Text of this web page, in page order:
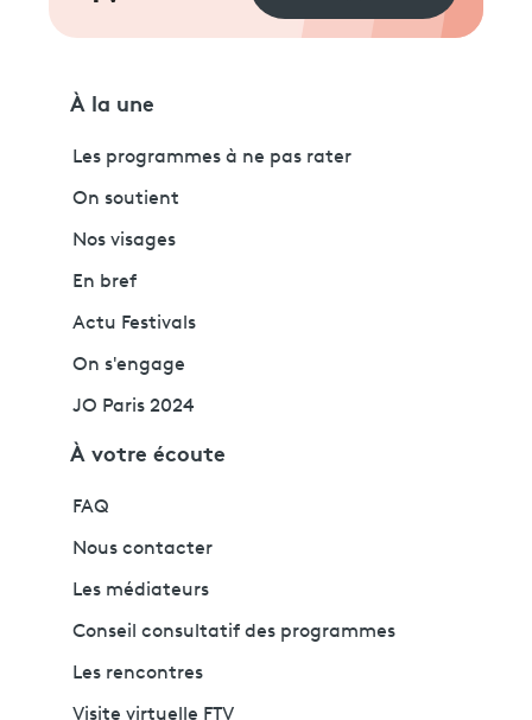
À la une
Les programmes à ne pas rater
On soutient
Nos visages
En bref
Actu Festivals
On s'engage
JO Paris 2024
À votre écoute
FAQ
Nous contacter
Les médiateurs
Conseil consultatif des programmes
Les rencontres
Visite virtuelle FTV